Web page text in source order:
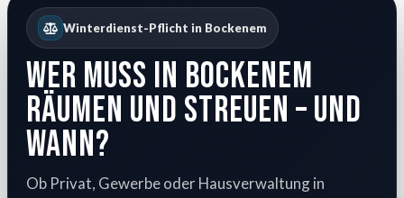
Winterdienst-Pflicht in Bockenem
Wer muss in Bockenem
räumen und streuen – und
wann?
Ob Privat, Gewerbe oder Hausverwaltung in